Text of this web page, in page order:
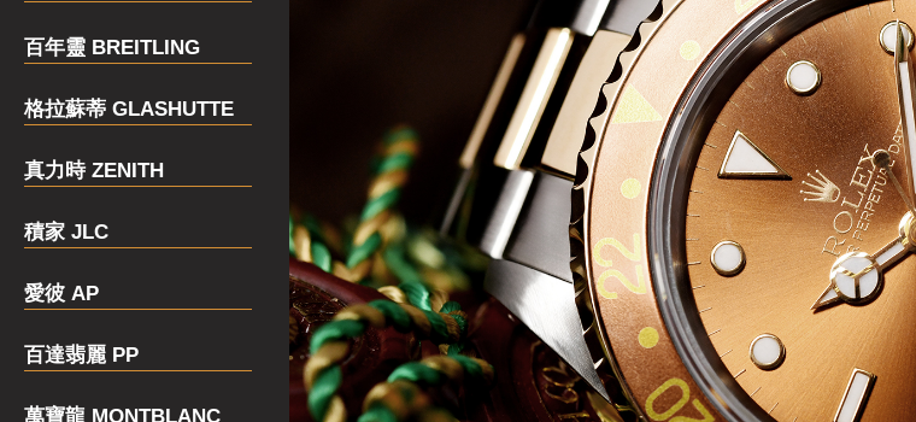
百年靈 BREITLING
格拉蘇蒂 GLASHUTTE
真力時 ZENITH
積家 JLC
愛彼 AP
百達翡麗 PP
萬寶龍 MONTBLANC